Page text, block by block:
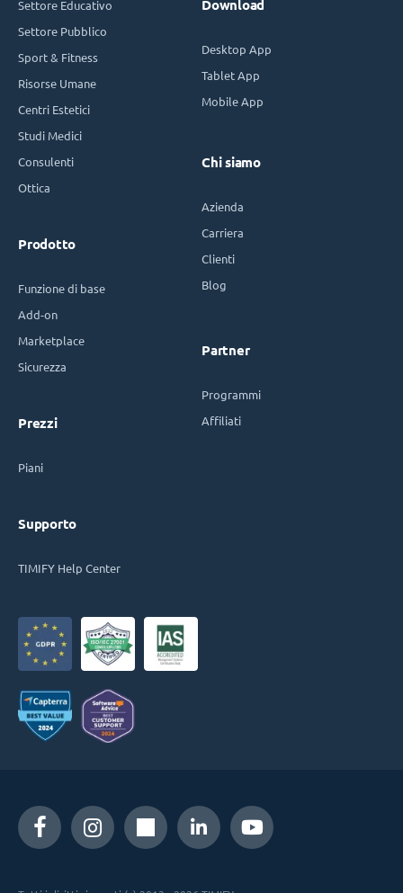
Settore Educativo
Settore Pubblico
Sport & Fitness
Risorse Umane
Centri Estetici
Studi Medici
Consulenti
Ottica
Prodotto
Funzione di base
Add-on
Marketplace
Sicurezza
Prezzi
Piani
Supporto
TIMIFY Help Center
Download
Desktop App
Tablet App
Mobile App
Chi siamo
Azienda
Carriera
Clienti
Blog
Partner
Programmi
Affiliati